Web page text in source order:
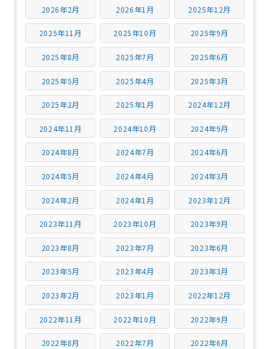
2026年2月 2026年1月 2025年12月
2025年11月 2025年10月 2025年9月
2025年8月 2025年7月 2025年6月
2025年5月 2025年4月 2025年3月
2025年2月 2025年1月 2024年12月
2024年11月 2024年10月 2024年9月
2024年8月 2024年7月 2024年6月
2024年5月 2024年4月 2024年3月
2024年2月 2024年1月 2023年12月
2023年11月 2023年10月 2023年9月
2023年8月 2023年7月 2023年6月
2023年5月 2023年4月 2023年3月
2023年2月 2023年1月 2022年12月
2022年11月 2022年10月 2022年9月
2022年8月 2022年7月 2022年6月